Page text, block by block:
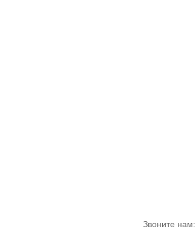
Звоните нам: